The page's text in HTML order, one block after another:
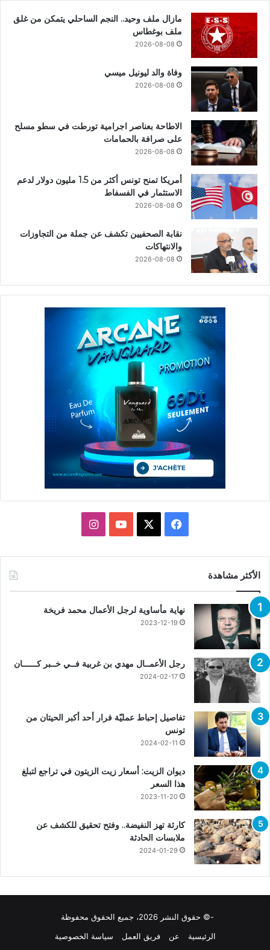
مازال ملف وحيد.. النجم الساحلي يتمكن من غلق
ملف بوغطاس
2026-08-08
وفاة والد ليونيل ميسي
2026-08-08
الاطاحة بعناصر اجرامية تورطت في سطو مسلح
على صرافة بالحمامات
2026-08-08
أمريكا تمنح تونس أكثر من 1.5 مليون دولار لدعم
الاستثمار في الفسفاط
2026-08-08
نقابة الصحفيين تكشف عن جملة من التجاوزات
والانتهاكات
2026-08-08
فيسبوك يوتيوبانستقرام
الأكثر مشاهدة
نهاية مأساوية لرجل الأعمال محمد فريخة
2023-12-19
رجل الأعمــال مهدي بن غربية فــي خــبر كــــــان
2024-02-17
تفاصيل إحباط عمليّة فرار أحد أكبر الحيتان من
تونس
2024-02-11
ديوان الزيت: أسعار زيت الزيتون في تراجع لتبلغ
هذا السعر
2023-11-20
كارثة تهز النفيضة.. وفتح تحقيق للكشف عن
ملابسات الحادثة
2024-01-29
-© حقوق النشر 2026، جميع الحقوق محفوظة
الرئيسية
عن فريق العمل سياسة الخصوصية